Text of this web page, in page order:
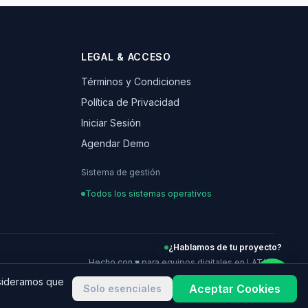
LEGAL & ACCESO
Términos y Condiciones
Política de Privacidad
Iniciar Sesión
Agendar Demo
Sistema de gestión
Todos los sistemas operativos
Hecho con ♥ para equipos digitales en LATAM
¿Hablamos de tu proyecto?
que
Solo esenciales Aceptar Cookies